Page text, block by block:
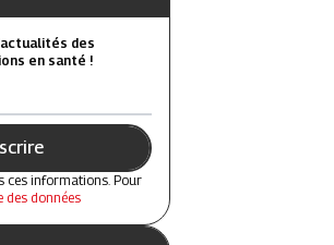
des
en santé !
ces informations. Pour
des données